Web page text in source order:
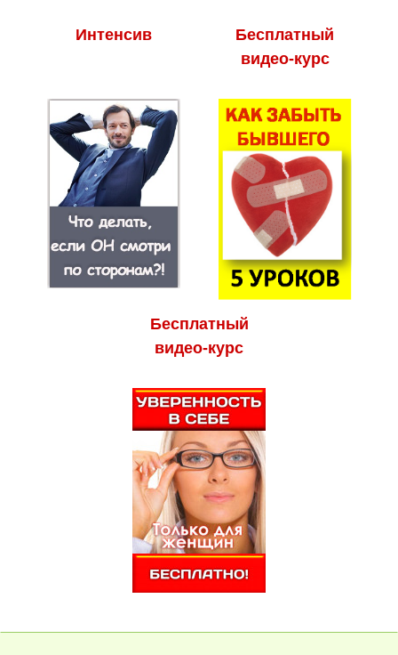
Интенсив
Бесплатный
видео-курс
Бесплатный
видео-курс